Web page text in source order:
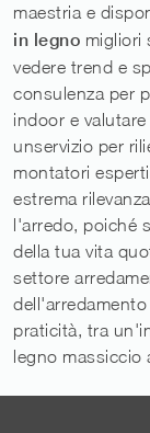
maestria e
in legno migliori
vedere trend e
consulenza per
indoor e
unservizio per
montatori
estrema
l'arredo, poiché
della tua vita
settore
praticità, tra
legno massiccio